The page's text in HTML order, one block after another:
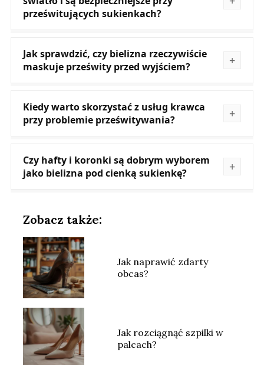
prześwitujących sukienkach?
Jak sprawdzić, czy bielizna rzeczywiście
maskuje prześwity przed wyjściem?
Kiedy warto skorzystać z usług krawca
przy problemie prześwitywania?
Czy hafty i koronki są dobrym wyborem
jako bielizna pod cienką sukienkę?
Zobacz także:
Jak naprawić zdarty
obcas?
Jak rozciągnąć szpilki w
palcach?